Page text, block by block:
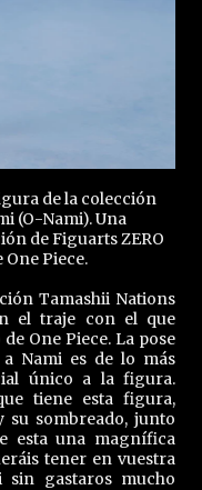
de la colección
(O-Nami). Una
de Figuarts ZERO
One Piece.
Tamashii Nations
el traje con el que
One Piece. La pose
Nami es de lo más
único a la figura.
tiene esta figura,
su sombreado, junto
esta una magnífica
tener en vuestra
sin gastaros mucho